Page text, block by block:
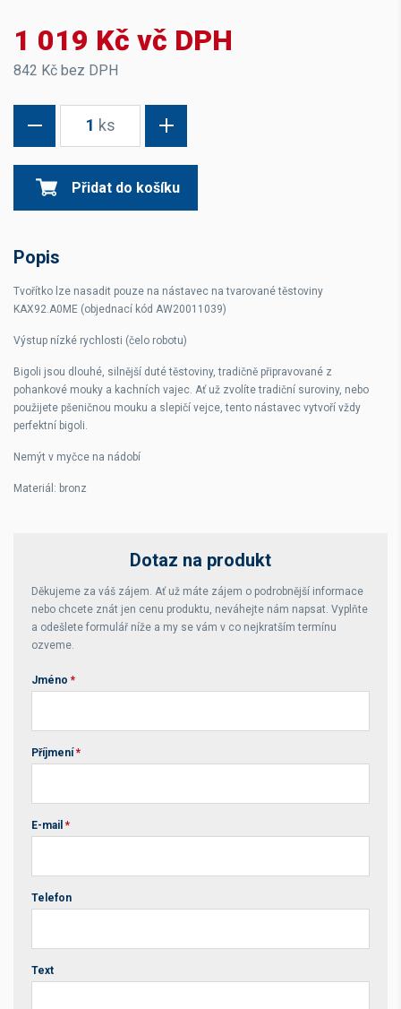
1 019 Kč vč DPH
842 Kč bez DPH
1 ks
Přidat do košíku
Popis
Tvořítko lze nasadit pouze na nástavec na tvarované těstoviny
KAX92.A0ME (objednací kód AW20011039)
Výstup nízké rychlosti (čelo robotu)
Bigoli jsou dlouhé, silnější duté těstoviny, tradičně připravované z
pohankové mouky a kachních vajec. Ať už zvolíte tradiční suroviny, nebo
použijete pšeničnou mouku a slepičí vejce, tento nástavec vytvoří vždy
perfektní bigoli.
Nemýt v myčce na nádobí
Materiál: bronz
Dotaz na produkt
Děkujeme za váš zájem. Ať už máte zájem o podrobnější informace
nebo chcete znát jen cenu produktu, neváhejte nám napsat. Vyplňte
a odešlete formulář níže a my se vám v co nejkratším termínu
ozveme.
Jméno *
Příjmení *
E-mail *
Telefon
Text